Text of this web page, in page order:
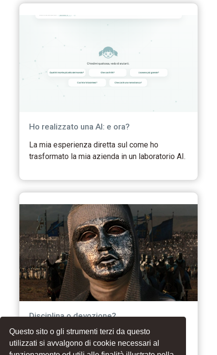
Questo sito o gli strumenti terzi da questo
utilizzati si avvalgono di cookie necessari al
Ho realizzato una AI: e ora?
La mia esperienza diretta sul come ho
trasformato la mia azienda in un laboratorio AI.
Disciplina o devozione?
Quando ami il processo, smetti di vivere
aspettando il prossimo traguardo.